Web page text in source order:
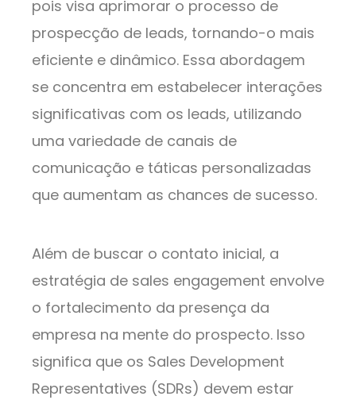
pois visa aprimorar o processo de
prospecção de leads, tornando-o mais
eficiente e dinâmico. Essa abordagem
se concentra em estabelecer interações
significativas com os leads, utilizando
uma variedade de canais de
comunicação e táticas personalizadas
que aumentam as chances de sucesso.
Além de buscar o contato inicial, a
estratégia de sales engagement envolve
o fortalecimento da presença da
empresa na mente do prospecto. Isso
significa que os Sales Development
Representatives (SDRs) devem estar